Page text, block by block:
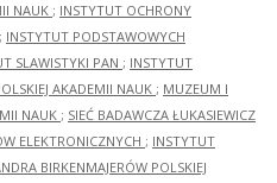
NAUK ; INSTYTUT OCHRONY
; INSTYTUT PODSTAWOWYCH
SLAWISTYKI PAN ; INSTYTUT
AKADEMII NAUK ; MUZEUM I
NAUK ; SIEĆ BADAWCZA ŁUKASIEWICZ
ELEKTRONICZNYCH ; INSTYTUT
BIRKENMAJERÓW POLSKIEJ